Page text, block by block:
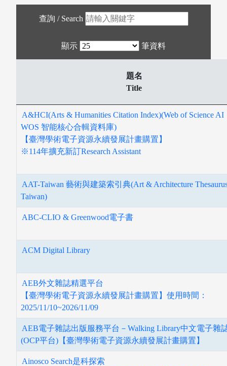
查詢 / Search
顯示 筆資料
題名
Title
A&HCI(Arts & Humanities Citation Index)(Web of Science AI
WOS 智能核心合輯資料庫)
【臺灣學術電子資源永續發展計畫購置】
※114年擴充新訂Research Assistant
AAT-Taiwan 藝術與建築索引典(Art & Architecture
Taiwan)
ABC-CLIO & Greenwood電子書
ACM Digital Library
AEB外文雜誌精選平台
【臺灣學術電子資源永續發展計畫購置】使用時間：
2025/11/10~2026/11/09
AEB電子雜誌出版服務平台－Walking Library中文電子雜
(OCP平台)【臺灣學術電子資源永續發展計畫購置】
Ainosco Search是科探索